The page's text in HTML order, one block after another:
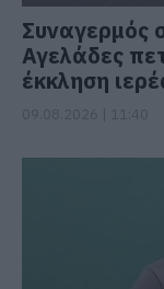
Συναγερμός
Αγελάδες
έκκληση